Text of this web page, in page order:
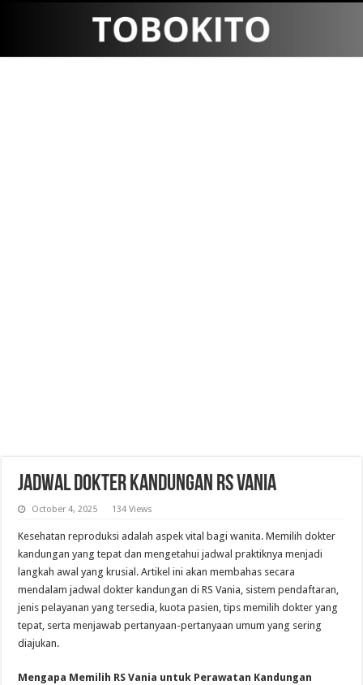
Jadwal Dokter Kandungan RS Vania
October 4, 2025 134 Views
Kesehatan reproduksi adalah aspek vital bagi wanita. Memilih dokter
kandungan yang tepat dan mengetahui jadwal praktiknya menjadi
langkah awal yang krusial. Artikel ini akan membahas secara
mendalam jadwal dokter kandungan di RS Vania, sistem pendaftaran,
jenis pelayanan yang tersedia, kuota pasien, tips memilih dokter yang
tepat, serta menjawab pertanyaan-pertanyaan umum yang sering
diajukan.
Mengapa Memilih RS Vania untuk Perawatan Kandungan